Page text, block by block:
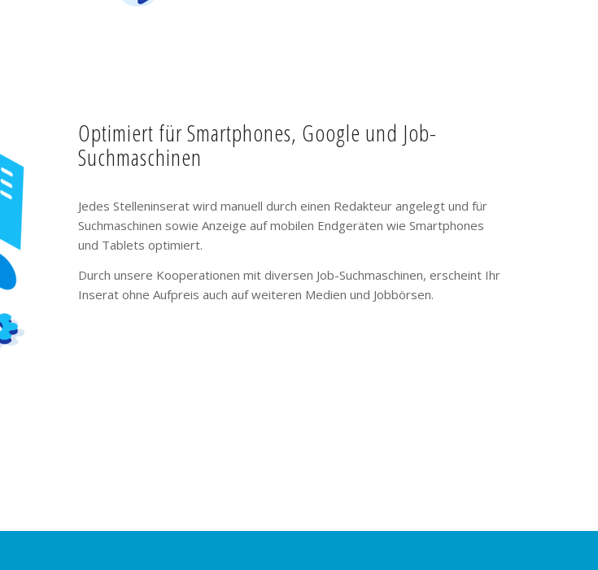
Optimiert für Smartphones, Google und Job-
Suchmaschinen
Jedes Stelleninserat wird manuell durch einen Redakteur angelegt und für
Suchmaschinen sowie Anzeige auf mobilen Endgeräten wie Smartphones
und Tablets optimiert.
Durch unsere Kooperationen mit diversen Job-Suchmaschinen, erscheint Ihr
Inserat ohne Aufpreis auch auf weiteren Medien und Jobbörsen.